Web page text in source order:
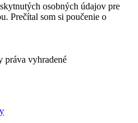
osobných údajov pre
Prečítal som si poučenie o
vyhradené